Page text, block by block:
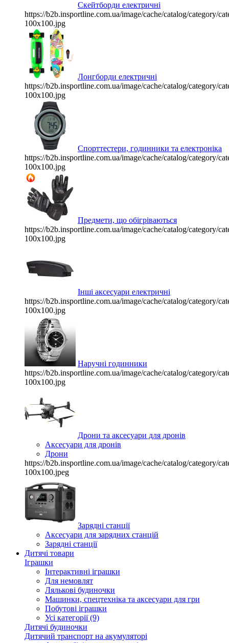
Скейтборди електричні
https://b2b.insportline.com.ua/image/cache/catalog/category/
100x100.jpg
Лонгборди електричні
https://b2b.insportline.com.ua/image/cache/catalog/category/
100x100.jpg
Спорттестери, годинники та електроніка
https://b2b.insportline.com.ua/image/cache/catalog/category/
100x100.jpg
Предмети, що обігріваються
https://b2b.insportline.com.ua/image/cache/catalog/category/
100x100.jpg
Інші аксесуари електричні
https://b2b.insportline.com.ua/image/cache/catalog/category/
100x100.jpg
Наручні годинники
https://b2b.insportline.com.ua/image/cache/catalog/category/
100x100.jpg
Дрони та аксесуари для дронів
Аксесуари для дронів
Дрони
https://b2b.insportline.com.ua/image/cache/catalog/category/
100x100.jpeg
Зарядні станції
Аксесуари для зарядних станцій
Зарядні станції
Дитячі товари
Іграшки
Інтерактивні іграшки
Для немовлят
Лялькові будиночки
Машинки, спецтехніка та аксесуари для гри
Побутові іграшки
Усі категорії (9)
Дитячі будиночки
Дитячий транспорт на акумуляторі